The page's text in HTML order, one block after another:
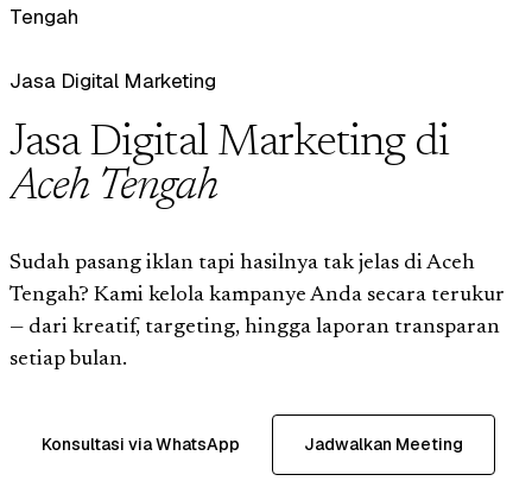
Tengah
Jasa Digital Marketing
Jasa Digital Marketing di
Aceh Tengah
Sudah pasang iklan tapi hasilnya tak jelas di Aceh
Tengah? Kami kelola kampanye Anda secara terukur
— dari kreatif, targeting, hingga laporan transparan
setiap bulan.
Konsultasi via WhatsApp Jadwalkan Meeting